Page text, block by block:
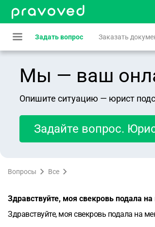
Задать вопрос Заказать
Мы — ваш
Опишите ситуацию — юрист
Задайте вопрос.
Вопросы Все
Здравствуйте, моя свекровь подала
Здравствуйте, моя свекровь подала на